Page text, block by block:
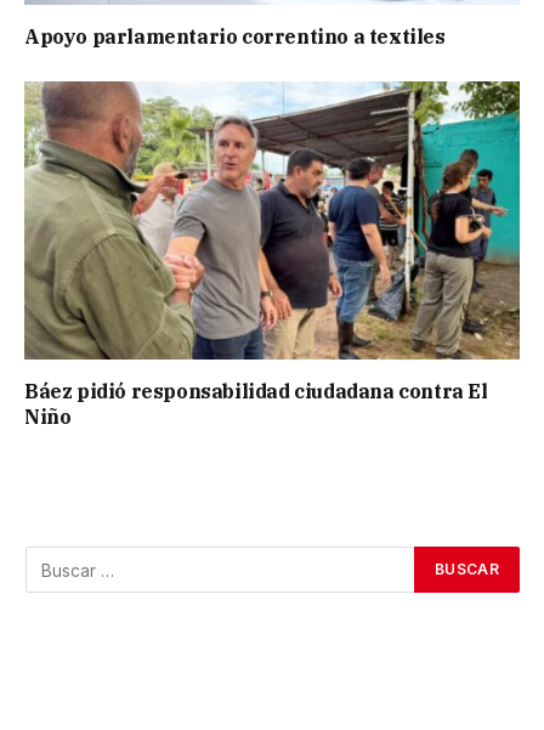
Apoyo parlamentario correntino a textiles
Báez pidió responsabilidad ciudadana contra El
Niño